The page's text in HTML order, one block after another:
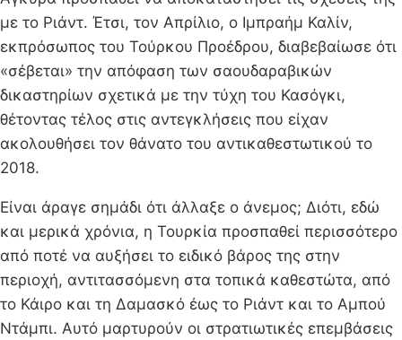
με το Ριάντ. Έτσι, τον Απρίλιο, ο Ιμπραήμ Καλίν,
εκπρόσωπος του Τούρκου Προέδρου, διαβεβαίωσε ότι
«σέβεται» την απόφαση των σαουδαραβικών
δικαστηρίων σχετικά με την τύχη του Κασόγκι,
θέτοντας τέλος στις αντεγκλήσεις που είχαν
ακολουθήσει τον θάνατο του αντικαθεστωτικού το
2018.
Είναι άραγε σημάδι ότι άλλαξε ο άνεμος; Διότι, εδώ
και μερικά χρόνια, η Τουρκία προσπαθεί περισσότερο
από ποτέ να αυξήσει το ειδικό βάρος της στην
περιοχή, αντιτασσόμενη στα τοπικά καθεστώτα, από
το Κάιρο και τη Δαμασκό έως το Ριάντ και το Αμπού
Ντάμπι. Αυτό μαρτυρούν οι στρατιωτικές επεμβάσεις